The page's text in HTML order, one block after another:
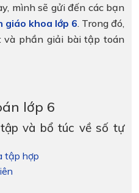
mình sẽ gửi đến các bạn
giáo khoa lớp 6. Trong đó,
phần giải bài tập toán
lớp 6
và bổ túc về số tự
tập hợp